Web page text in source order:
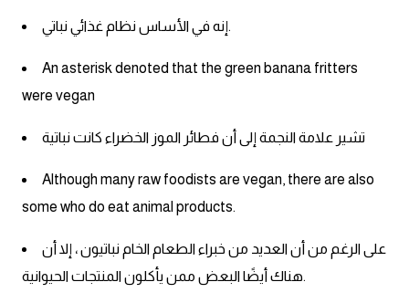
إنه في الأساس نظام غذائي نباتي.
An asterisk denoted that the green banana fritters
were vegan
تشير علامة النجمة إلى أن فطائر الموز الخضراء كانت نباتية
Although many raw foodists are vegan, there are also
some who do eat animal products.
على الرغم من أن العديد من خبراء الطعام الخام نباتيون ، إلا أن
هناك أيضًا البعض ممن يأكلون المنتجات الحيوانية.